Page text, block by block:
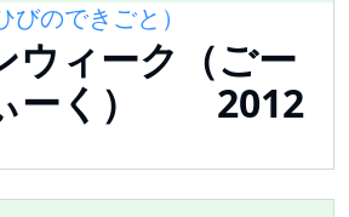
のできごと）
ウィーク（ごー
ーく） 2012